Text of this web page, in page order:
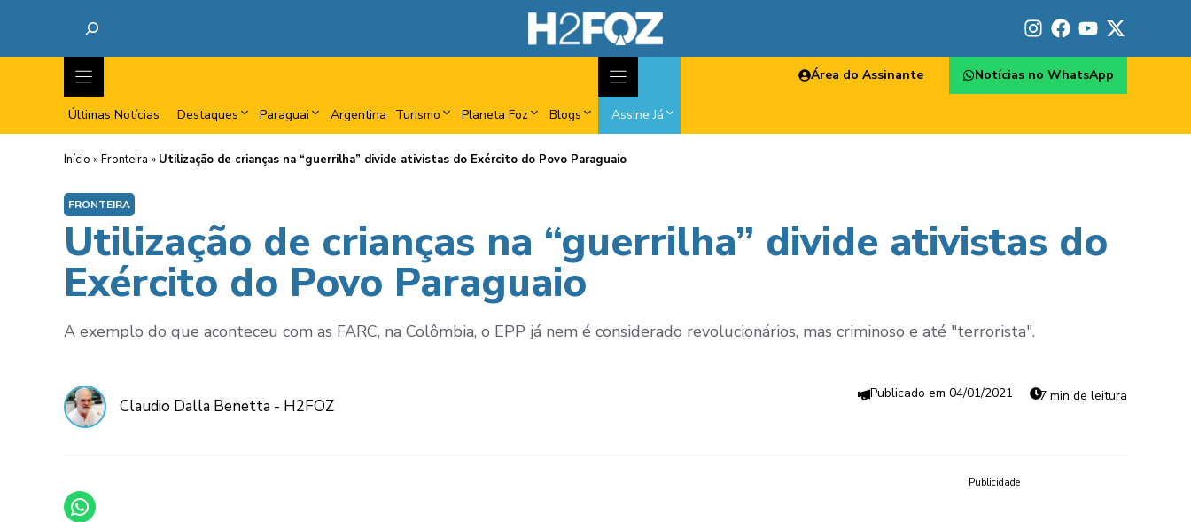
Últimas Notícias Destaques Paraguai Argentina Turismo Planeta Foz Blogs Assine Já
Área do Assinante Notícias no WhatsApp
Início »Fronteira » Utilização de crianças na “guerrilha” divide ativistas do Exército do Povo Paraguaio
FRONTEIRA
Utilização de crianças na “guerrilha” divide ativistas do
Exército do Povo Paraguaio
A exemplo do que aconteceu com as FARC, na Colômbia, o EPP já nem é considerado revolucionários, mas criminoso e até "terrorista".
Claudio Dalla Benetta - H2FOZ
04/01/2021 7 min de leitura
Share on WhatsApp
Publicidade